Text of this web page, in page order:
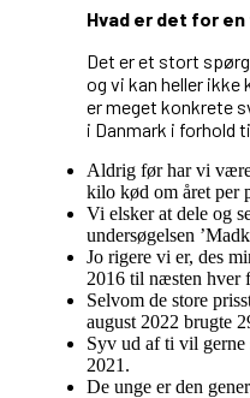
Hvad er det for en
Det er et stort
og vi kan heller
er meget konkrete
i Danmark i forhold
Aldrig før har vi
kilo kød om året per
Vi elsker at dele og
undersøgelsen
Jo rigere vi er, des
2016 til næsten hver
Selvom de store
august 2022 brugte
Syv ud af ti vil gerne
2021.
De unge er den